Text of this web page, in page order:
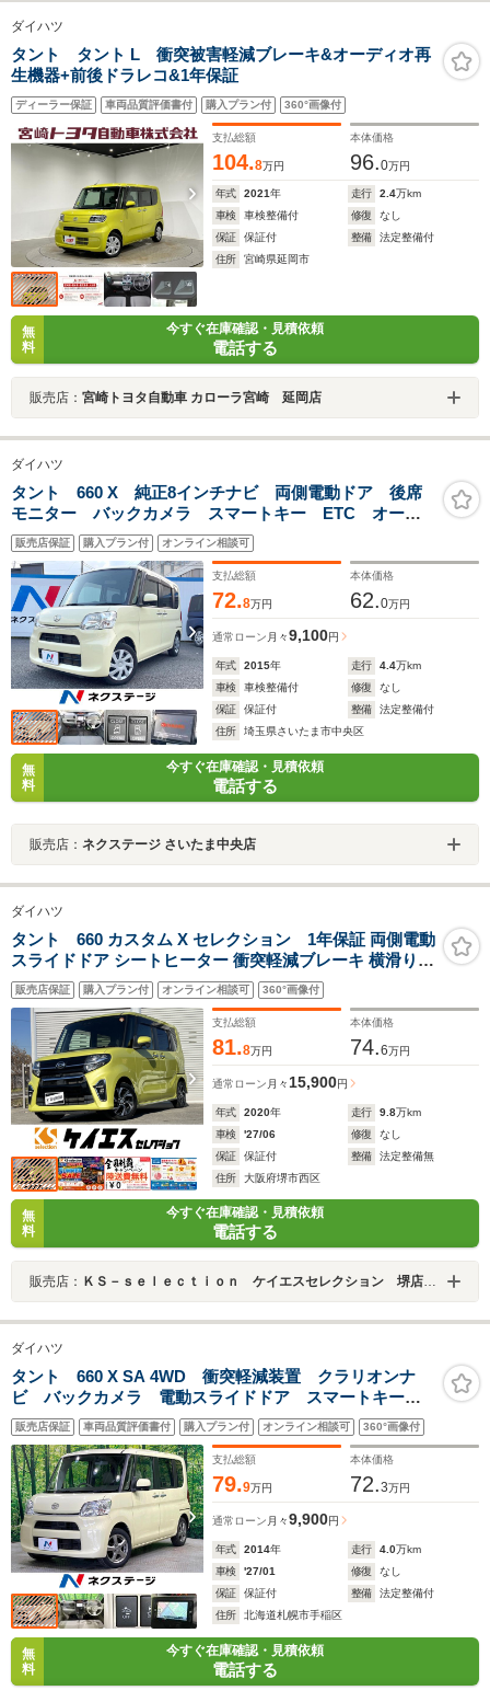
ダイハツ
タント タント L 衝突被害軽減ブレーキ&オーディオ再
生機器+前後ドラレコ&1年保証
ディーラー保証 車両品質評価書付 購入プラン付 360°画像付
支払総額
104.8万円
本体価格
96.0万円
年式 2021年 走行 2.4万km
車検
車検整備付 修復
なし
保証
保証付 整備
法定整備付
住所
宮崎県延岡市
無
料
今すぐ在庫確認・見積依頼
電話する
販売店： 宮崎トヨタ自動車 カローラ宮崎 延岡店
ダイハツ
タント 660 X 純正8インチナビ 両側電動ドア 後席
モニター バックカメラ スマートキー ETC オート
ライト オートエアコン Bluetooth CD DVD再生
フルセグ
販売店保証 購入プラン付 オンライン相談可
支払総額
72.8万円
本体価格
62.0万円
通常ローン 月々9,100円
年式 2015年 走行 4.4万km
車検
車検整備付 修復
なし
保証
保証付 整備
法定整備付
住所
埼玉県さいたま市中央区
無
料
今すぐ在庫確認・見積依頼
電話する
販売店： ネクステージ さいたま中央店
ダイハツ
タント 660 カスタム X セレクション 1年保証 両側電動
スライドドア シートヒーター 衝突軽減ブレーキ 横滑り防
止 アイドリングストップ オートライト オートエアコン
電動格納ミラー パワーウィンドウ プッシュスタート スマ
ートキー
販売店保証 購入プラン付 オンライン相談可 360°画像付
支払総額
81.8万円
本体価格
74.6万円
通常ローン 月々 15,900円
年式 2020年 走行 9.8万km
車検
'27/06 修復
なし
保証
保証付 整備
法定整備無
住所
大阪府堺市西区
無
料
今すぐ在庫確認・見積依頼
電話する
販売店： ＫＳ－ｓｅｌｅｃｔｉｏｎ ケイエスセレクション 堺店 軽自動車専門店
ダイハツ
タント 660 X SA 4WD 衝突軽減装置 クラリオンナ
ビ バックカメラ 電動スライドドア スマートキー
オートライト オートエアコン Bluetooth CD/DVD再
生 地デジ アイドリングストップ
販売店保証 車両品質評価書付 購入プラン付 オンライン相談可 360°画像付
支払総額
79.9万円
本体価格
72.3万円
通常ローン 月々9,900円
年式 2014年 走行 4.0万km
車検
'27/01 修復
なし
保証
保証付 整備
法定整備付
住所
北海道札幌市手稲区
無
料
今すぐ在庫確認・見積依頼
電話する